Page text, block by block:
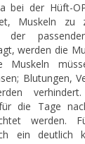
bei der Hüft-
Muskeln zu
der
werden die
Muskeln
Blutungen,
die Tage
werden.
ein deutlich